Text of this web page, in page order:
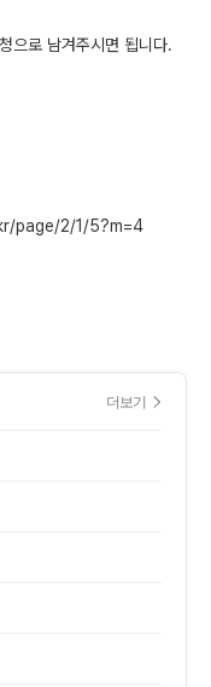
으로 남겨주시면 됩니다.
더보기